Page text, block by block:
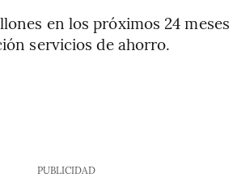
en los próximos 24
servicios de ahorro.
PUBLICIDAD